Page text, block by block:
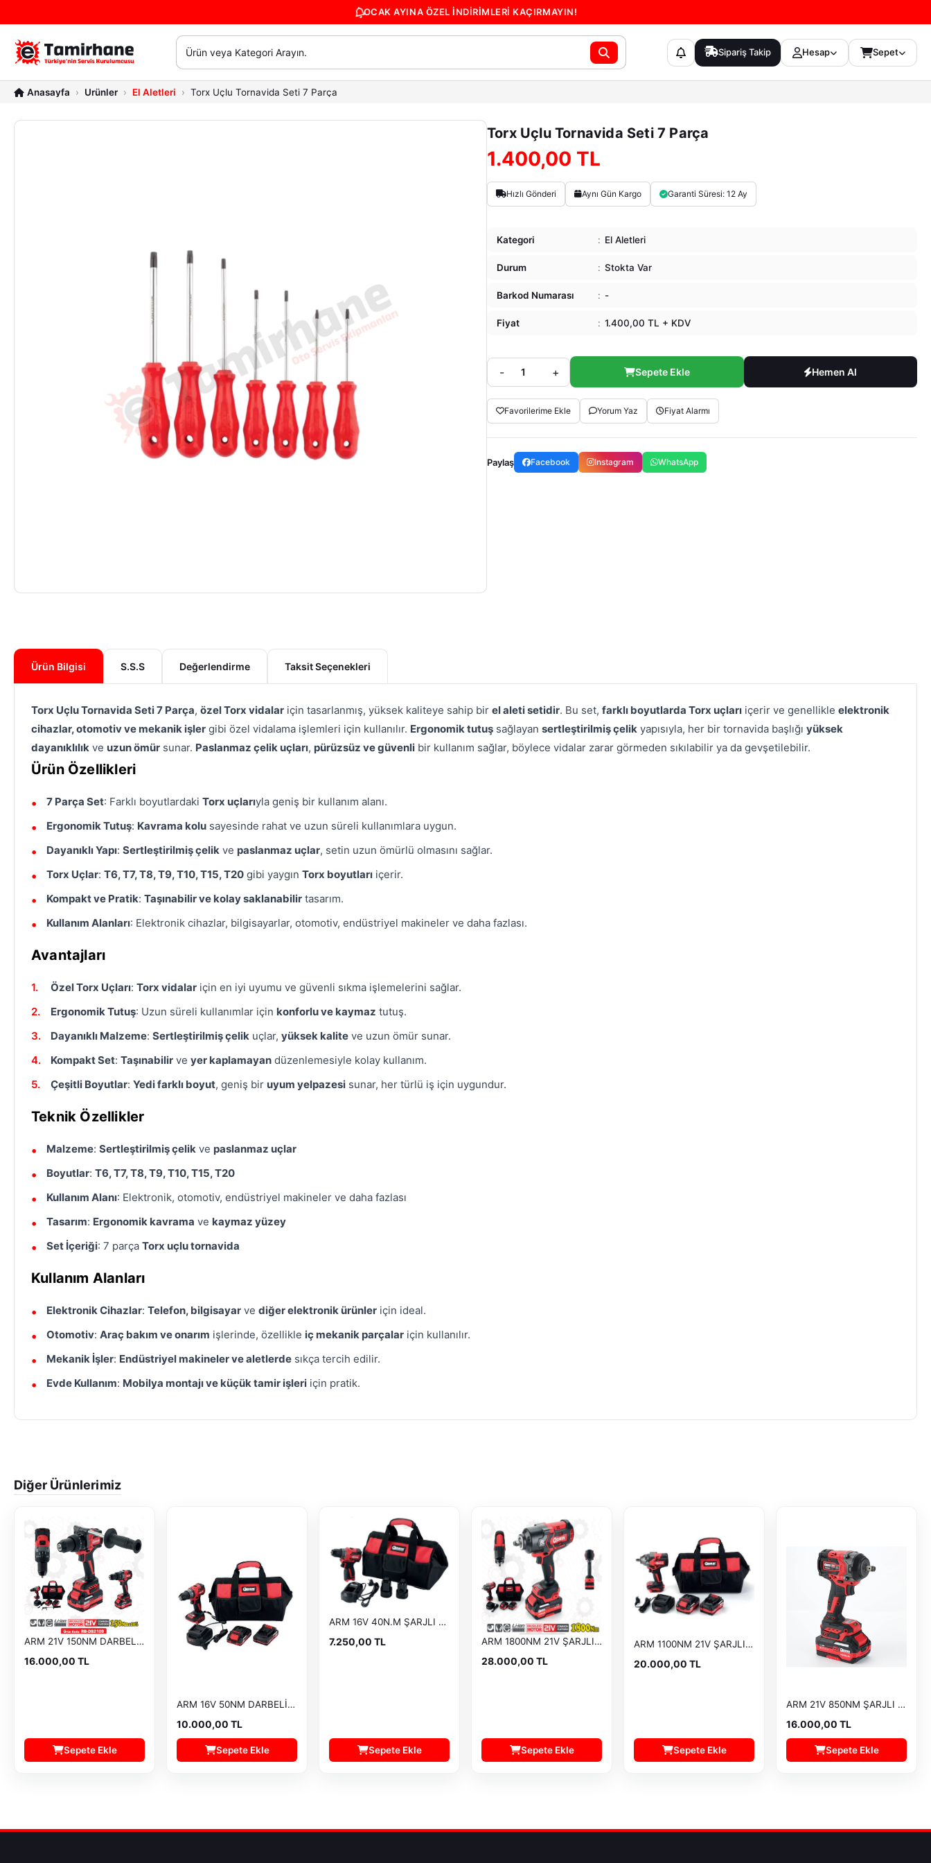
OCAK AYINA ÖZEL İNDİRİMLERİ KAÇIRMAYIN!
Sipariş Takip Hesap Sepet
Ürünler El Aletleri Torx Uçlu Tornavida Seti 7 Parça
Torx Uçlu Tornavida Seti 7 Parça
1.400,00 TL
Hızlı Gönderi Aynı Gün Kargo Garanti Süresi: 12 Ay
Kategori : El Aletleri
Durum : Stokta Var
Barkod Numarası : -
Fiyat : 1.400,00 TL + KDV
- + Sepete Ekle Hemen Al
Favorilerime Ekle Yorum Yaz Fiyat Alarmı
Paylaş Facebook Instagram WhatsApp
Ürün Bilgisi S.S.S Değerlendirme Taksit Seçenekleri
Torx Uçlu Tornavida Seti 7 Parça, özel Torx vidalar için tasarlanmış, yüksek kaliteye sahip bir el aleti setidir. Bu set, farklı boyutlarda Torx uçları içerir ve genellikle elektronik
cihazlar, otomotiv ve mekanik işler gibi özel vidalama işlemleri için kullanılır. Ergonomik tutuş sağlayan sertleştirilmiş çelik yapısıyla, her bir tornavida başlığı yüksek
dayanıklılık ve uzun ömür sunar. Paslanmaz çelik uçları, pürüzsüz ve güvenli bir kullanım sağlar, böylece vidalar zarar görmeden sıkılabilir ya da gevşetilebilir.
Ürün Özellikleri
7 Parça Set: Farklı boyutlardaki Torx uçlarıyla geniş bir kullanım alanı.
Ergonomik Tutuş: Kavrama kolu sayesinde rahat ve uzun süreli kullanımlara uygun.
Dayanıklı Yapı: Sertleştirilmiş çelik ve paslanmaz uçlar, setin uzun ömürlü olmasını sağlar.
Torx Uçlar: T6, T7, T8, T9, T10, T15, T20 gibi yaygın Torx boyutları içerir.
Kompakt ve Pratik: Taşınabilir ve kolay saklanabilir tasarım.
Kullanım Alanları: Elektronik cihazlar, bilgisayarlar, otomotiv, endüstriyel makineler ve daha fazlası.
Avantajları
Özel Torx Uçları: Torx vidalar için en iyi uyumu ve güvenli sıkma işlemelerini sağlar.
Ergonomik Tutuş: Uzun süreli kullanımlar için konforlu ve kaymaz tutuş.
Dayanıklı Malzeme: Sertleştirilmiş çelik uçlar, yüksek kalite ve uzun ömür sunar.
Kompakt Set: Taşınabilir ve yer kaplamayan düzenlemesiyle kolay kullanım.
Çeşitli Boyutlar: Yedi farklı boyut, geniş bir uyum yelpazesi sunar, her türlü iş için uygundur.
Teknik Özellikler
Malzeme: Sertleştirilmiş çelik ve paslanmaz uçlar
Boyutlar: T6, T7, T8, T9, T10, T15, T20
Kullanım Alanı: Elektronik, otomotiv, endüstriyel makineler ve daha fazlası
Tasarım: Ergonomik kavrama ve kaymaz yüzey
Set İçeriği: 7 parça Torx uçlu tornavida
Kullanım Alanları
Elektronik Cihazlar: Telefon, bilgisayar ve diğer elektronik ürünler için ideal.
Otomotiv: Araç bakım ve onarım işlerinde, özellikle iç mekanik parçalar için kullanılır.
Mekanik İşler: Endüstriyel makineler ve aletlerde sıkça tercih edilir.
Evde Kullanım: Mobilya montajı ve küçük tamir işleri için pratik.
Diğer Ürünlerimiz
ARM 21V 150NM DARBELİ VİDALAMA RB-DB2109
16.000,00 TL
Sepete Ekle
ARM 16V 50NM DARBELİ VİDALAMA RB-DB2102T
10.000,00 TL
Sepete Ekle
ARM 16V 40N.M ŞARJLI VİDALAMA
7.250,00 TL
Sepete Ekle
ARM 1800NM 21V ŞARJLI BİJON SÖKME RB-818
28.000,00 TL
Sepete Ekle
ARM 1100NM 21V ŞARJLI BİJON SÖKME
20.000,00 TL
Sepete Ekle
ARM 21V 850NM ŞARJLI BİJON SÖKME RB-809S
16.000,00 TL
Sepete Ekle